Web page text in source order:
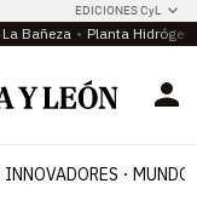
EDICIONES CyL
Bañeza Planta
INNOVADORES MUNDO